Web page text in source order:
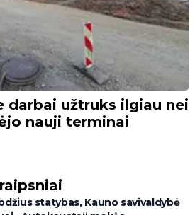
darbai užtruks ilgiau nei
nauji terminai
statybas, Kauno savivaldybė